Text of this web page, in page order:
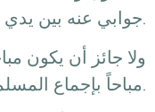
جوابي عنه بين.
ولا جائز أن يكون
مباحاً بإجماع.